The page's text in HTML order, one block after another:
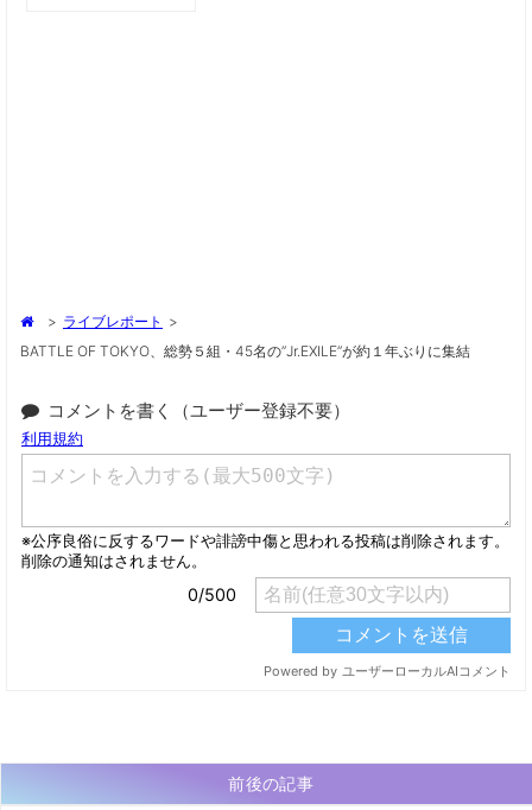
> ライブレポート >
BATTLE OF TOKYO、総勢５組・45名の”Jr.EXILE”が約１年ぶりに集結
コメントを書く（ユーザー登録不要）
前後の記事